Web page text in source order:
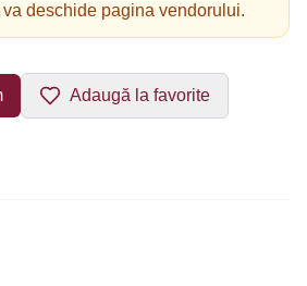
deschide pagina vendorului.
Adaugă la favorite